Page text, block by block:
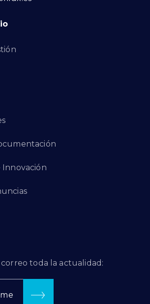
Innovación
toda la actualidad: